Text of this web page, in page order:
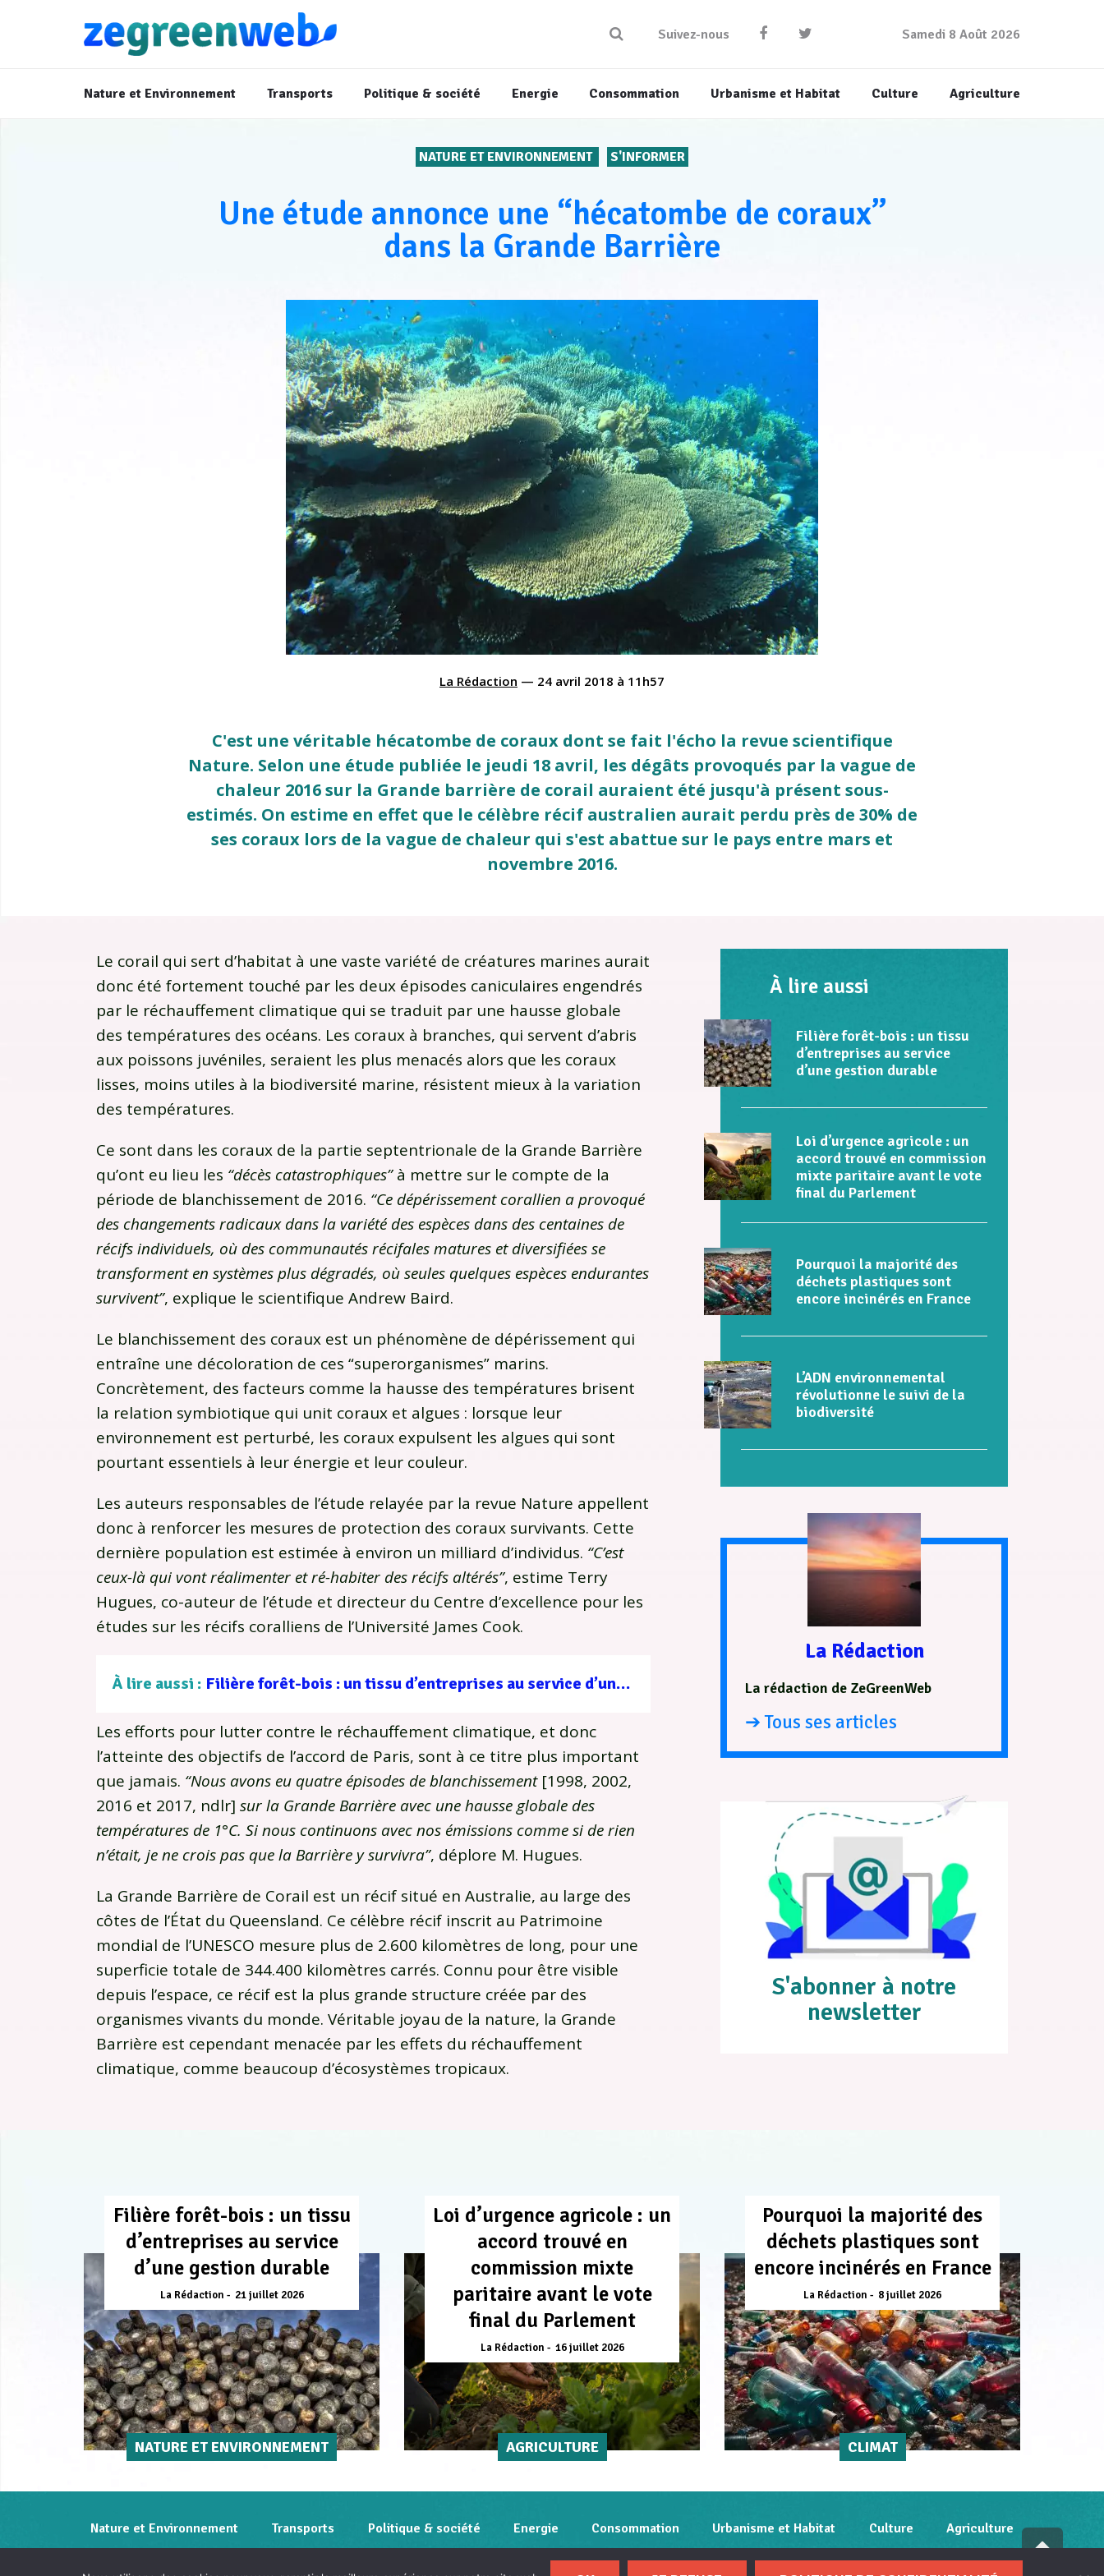
Suivez-nous Samedi 8 Août 2026
Nature et Environnement Transports Politique & société Energie Consommation Urbanisme et Habitat Culture Agriculture
NATURE ET ENVIRONNEMENT S'INFORMER
Une étude annonce une “hécatombe de coraux”
dans la Grande Barrière
La Rédaction — 24 avril 2018 à 11h57
C'est une véritable hécatombe de coraux dont se fait l'écho la revue scientifique
Nature. Selon une étude publiée le jeudi 18 avril, les dégâts provoqués par la vague de
chaleur 2016 sur la Grande barrière de corail auraient été jusqu'à présent sous-
estimés. On estime en effet que le célèbre récif australien aurait perdu près de 30% de
ses coraux lors de la vague de chaleur qui s'est abattue sur le pays entre mars et
novembre 2016.
Le corail qui sert d’habitat à une vaste variété de créatures marines aurait
donc été fortement touché par les deux épisodes caniculaires engendrés
par le réchauffement climatique qui se traduit par une hausse globale
des températures des océans. Les coraux à branches, qui servent d’abris
aux poissons juvéniles, seraient les plus menacés alors que les coraux
lisses, moins utiles à la biodiversité marine, résistent mieux à la variation
des températures.
Ce sont dans les coraux de la partie septentrionale de la Grande Barrière
qu’ont eu lieu les “décès catastrophiques”à mettre sur le compte de la
période de blanchissement de 2016. “Ce dépérissement corallien a provoqué
des changements radicaux dans la variété des espèces dans des centaines de
récifs individuels, où des communautés récifales matures et diversifiées se
transforment en systèmes plus dégradés, où seules quelques espèces endurantes
survivent”, explique le scientifique Andrew Baird.
Le blanchissement des coraux est un phénomène de dépérissement qui
entraîne une décoloration de ces “superorganismes” marins.
Concrètement, des facteurs comme la hausse des températures brisent
la relation symbiotique qui unit coraux et algues : lorsque leur
environnement est perturbé, les coraux expulsent les algues qui sont
pourtant essentiels à leur énergie et leur couleur.
Les auteurs responsables de l’étude relayée par la revue Nature appellent
donc à renforcer les mesures de protection des coraux survivants. Cette
dernière population est estimée à environ un milliard d’individus. “C’est
ceux-là qui vont réalimenter et ré-habiter des récifs altérés”, estime Terry
Hugues, co-auteur de l’étude et directeur du Centre d’excellence pour les
études sur les récifs coralliens de l’Université James Cook.
À lire aussi : Filière forêt-bois : un tissu d’entreprises au service d’une gestion durable
Les efforts pour lutter contre le réchauffement climatique, et donc
l’atteinte des objectifs de l’accord de Paris, sont à ce titre plus important
que jamais. “Nous avons eu quatre épisodes de blanchissement[1998, 2002,
2016 et 2017, ndlr] sur la Grande Barrière avec une hausse globale des
températures de 1°C. Si nous continuons avec nos émissions comme si de rien
n’était, je ne crois pas que la Barrière y survivra”, déplore M. Hugues.
La Grande Barrière de Corail est un récif situé en Australie, au large des
côtes de l’État du Queensland. Ce célèbre récif inscrit au Patrimoine
mondial de l’UNESCO mesure plus de 2.600 kilomètres de long, pour une
superficie totale de 344.400 kilomètres carrés. Connu pour être visible
depuis l’espace, ce récif est la plus grande structure créée par des
organismes vivants du monde. Véritable joyau de la nature, la Grande
Barrière est cependant menacée par les effets du réchauffement
climatique, comme beaucoup d’écosystèmes tropicaux.
À lire aussi
Filière forêt-bois : un tissu
d’entreprises au service
d’une gestion durable
Loi d’urgence agricole : un
accord trouvé en commission
mixte paritaire avant le vote
final du Parlement
Pourquoi la majorité des
déchets plastiques sont
encore incinérés en France
L’ADN environnemental
révolutionne le suivi de la
biodiversité
La Rédaction
La rédaction de ZeGreenWeb
➔ Tous ses articles
S'abonner à notre
newsletter
Filière forêt-bois : un tissu
d’entreprises au service
d’une gestion durable
La Rédaction 21 juillet 2026
NATURE ET ENVIRONNEMENT
Loi d’urgence agricole : un
accord trouvé en
commission mixte
paritaire avant le vote
final du Parlement
La Rédaction 16 juillet 2026
AGRICULTURE
Pourquoi la majorité des
déchets plastiques sont
encore incinérés en France
La Rédaction 8 juillet 2026
CLIMAT
Nature et Environnement Transports Politique & société Energie Consommation Urbanisme et Habitat Culture Agriculture